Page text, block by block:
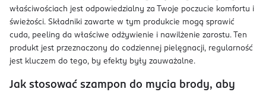
właściwościach jest odpowiedzialny za Twoje poczucie komfortu i
świeżości. Składniki zawarte w tym produkcie mogą sprawić
cuda, peeling da właściwe odżywienie i nawilżenie zarostu. Ten
produkt jest przeznaczony do codziennej pielęgnacji, regularność
jest kluczem do tego, by efekty były zauważalne.
Jak stosować szampon do mycia brody, aby